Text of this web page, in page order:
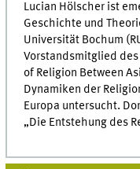
Lucian Hölscher ist
Geschichte und
Universität Bochum
Vorstandsmitglied
of Religion Between
Dynamiken der
Europa untersucht.
„Die Entstehung des